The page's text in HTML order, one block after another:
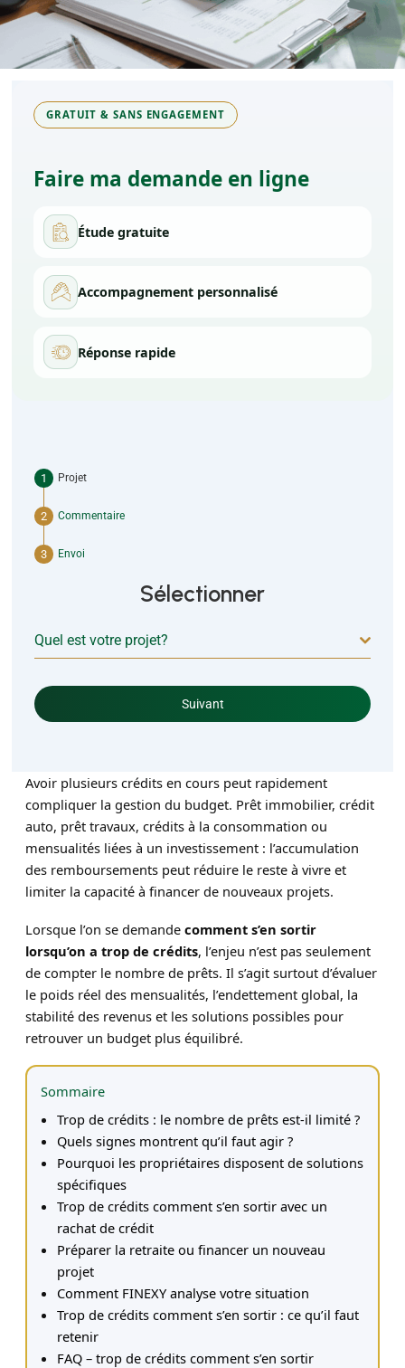
GRATUIT & SANS ENGAGEMENT
Faire ma demande en ligne
Étude gratuite
Accompagnement personnalisé
Réponse rapide
Projet
Commentaire
Envoi
Sélectionner
Quel est votre projet?
Suivant
Avoir plusieurs crédits en cours peut rapidement
compliquer la gestion du budget. Prêt immobilier, crédit
auto, prêt travaux, crédits à la consommation ou
mensualités liées à un investissement : l’accumulation
des remboursements peut réduire le reste à vivre et
limiter la capacité à financer de nouveaux projets.
Lorsque l’on se demandecomment s’en sortir
lorsqu’on a trop de crédits, l’enjeu n’est pas seulement
de compter le nombre de prêts. Il s’agit surtout d’évaluer
le poids réel des mensualités, l’endettement global, la
stabilité des revenus et les solutions possibles pour
retrouver un budget plus équilibré.
Sommaire
Trop de crédits : le nombre de prêts est-il limité ?
Quels signes montrent qu’il faut agir ?
Pourquoi les propriétaires disposent de solutions
spécifiques
Trop de crédits comment s’en sortir avec un
rachat de crédit
Préparer la retraite ou financer un nouveau
projet
Comment FINEXY analyse votre situation
Trop de crédits comment s’en sortir : ce qu’il faut
retenir
FAQ – trop de crédits comment s’en sortir